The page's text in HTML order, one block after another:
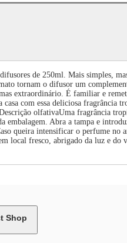
de 250ml. Mais simples,
tornam o difusor um
extraordinário. É familiar e
com essa deliciosa fragrância
olfativaUma fragrância
Abra a tampa e
queira intensificar o perfume
local fresco, abrigado da luz e do
Shop